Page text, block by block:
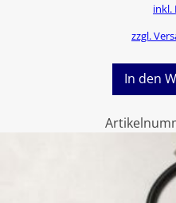
inkl.
zzgl.
In den